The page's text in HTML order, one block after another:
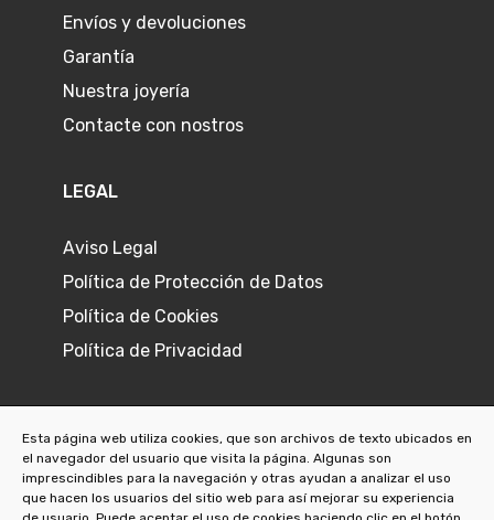
Envíos y devoluciones
Garantía
Nuestra joyería
Contacte con nostros
LEGAL
Aviso Legal
Política de Protección de Datos
Política de Cookies
Política de Privacidad
© 2026Joyeria L'Ermitage
Esta página web utiliza cookies, que son archivos de texto ubicados en
el navegador del usuario que visita la página. Algunas son
imprescindibles para la navegación y otras ayudan a analizar el uso
que hacen los usuarios del sitio web para así mejorar su experiencia